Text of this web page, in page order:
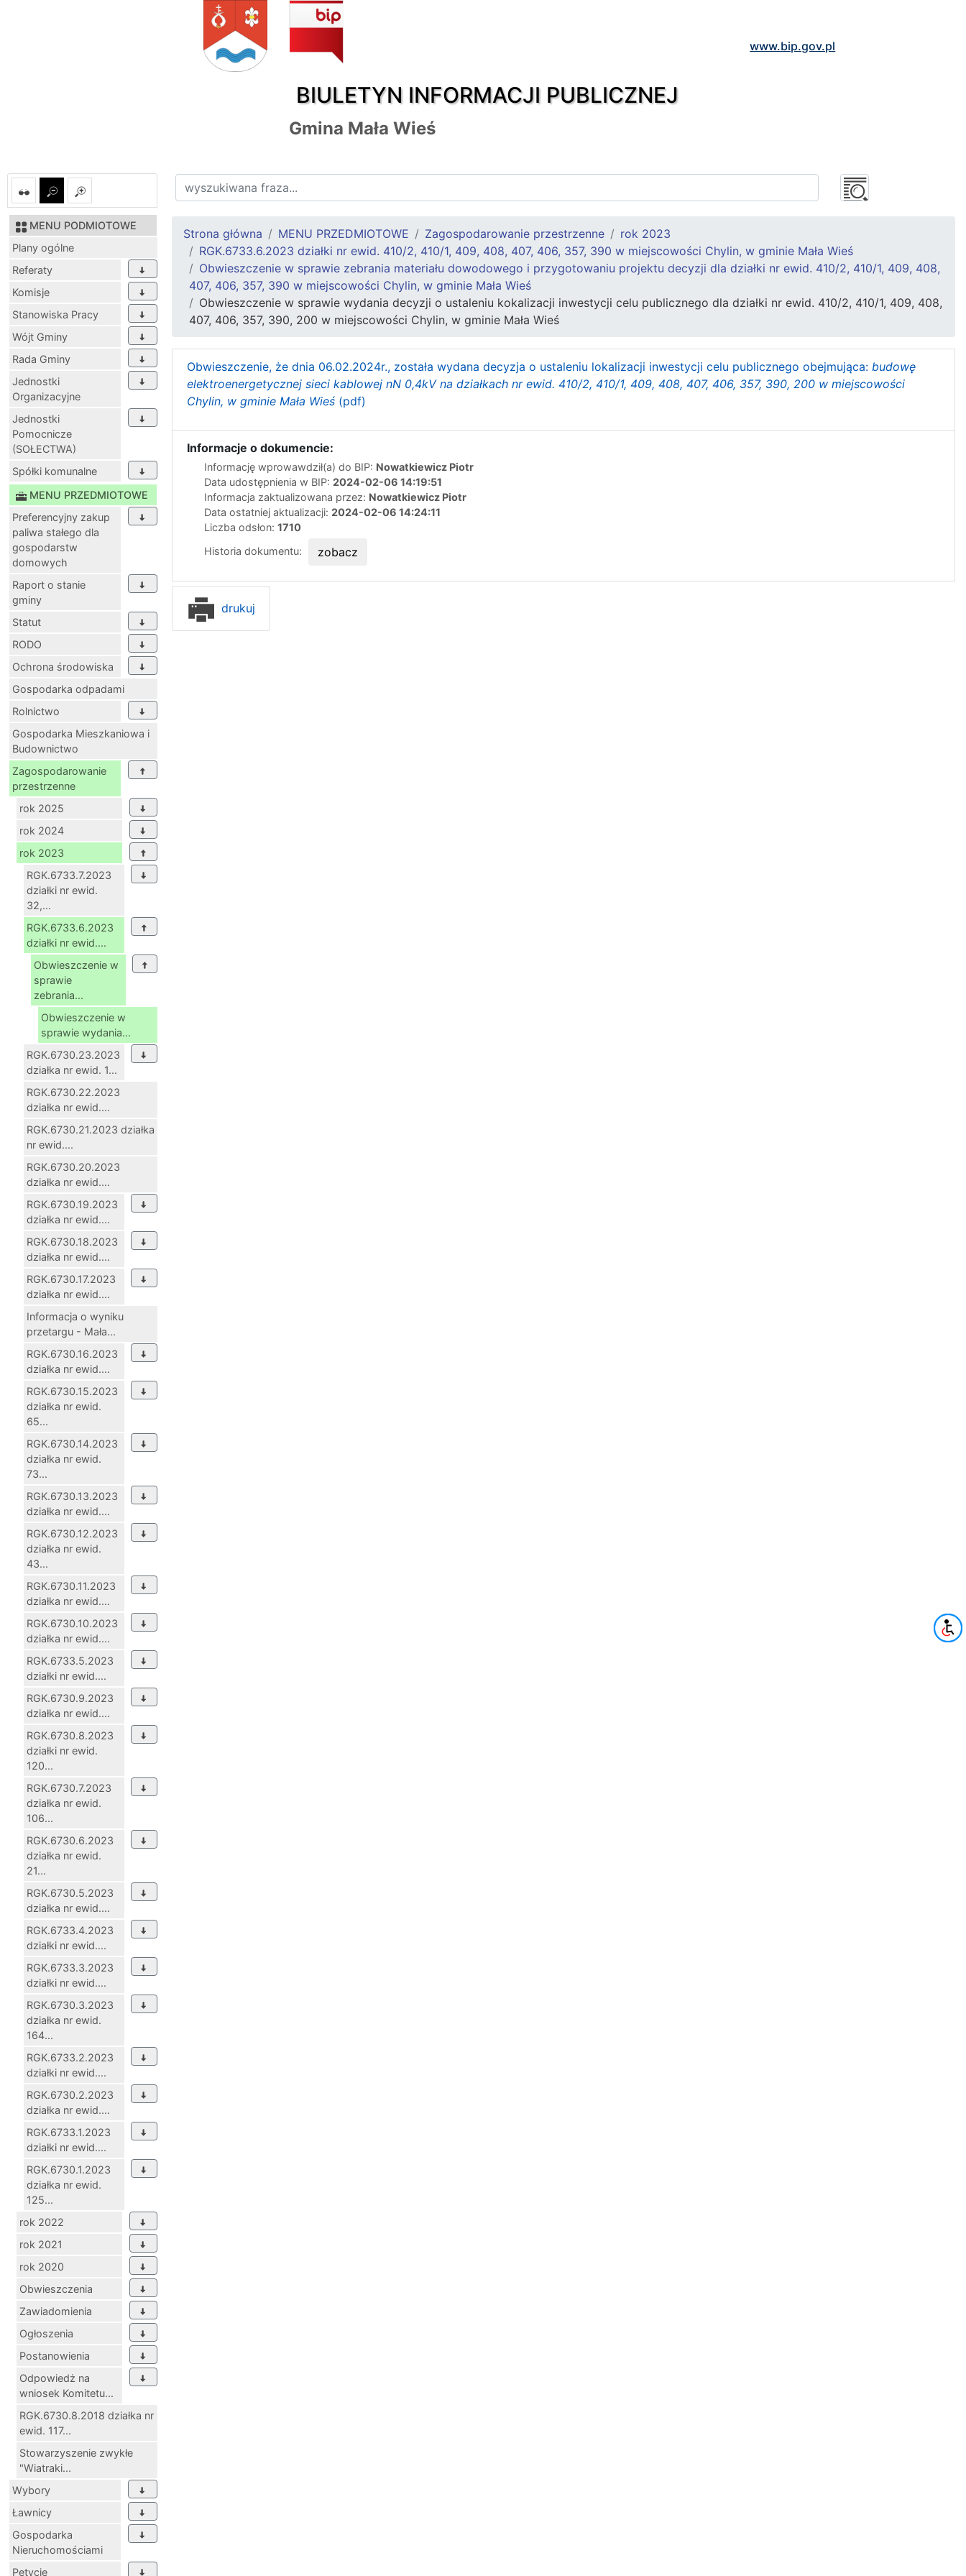
BIULETYN INFORMACJI PUBLICZNEJ
www.bip.gov.pl
Gmina Mała Wieś
MENU PODMIOTOWE
Plany ogólne
Referaty
Komisje
Stanowiska Pracy
Wójt Gminy
Rada Gminy
Jednostki
Organizacyjne
Jednostki
Pomocnicze
(SOŁECTWA)
Spółki komunalne
MENU PRZEDMIOTOWE
Preferencyjny zakup
paliwa stałego dla
gospodarstw
domowych
Raport o stanie
gminy
Statut
RODO
Ochrona środowiska
Gospodarka odpadami
Rolnictwo
Gospodarka Mieszkaniowa i
Budownictwo
Zagospodarowanie
przestrzenne
rok 2025
rok 2024
rok 2023
RGK.6733.7.2023
działki nr ewid.
32,...
RGK.6733.6.2023
działki nr ewid....
Obwieszczenie w
sprawie
zebrania...
Obwieszczenie w
sprawie wydania...
RGK.6730.23.2023
działka nr ewid. 1...
RGK.6730.22.2023
działka nr ewid....
RGK.6730.21.2023 działka
nr ewid....
RGK.6730.20.2023
działka nr ewid....
RGK.6730.19.2023
działka nr ewid....
RGK.6730.18.2023
działka nr ewid....
RGK.6730.17.2023
działka nr ewid....
Informacja o wyniku
przetargu - Mała...
RGK.6730.16.2023
działka nr ewid....
RGK.6730.15.2023
działka nr ewid.
65...
RGK.6730.14.2023
działka nr ewid.
73...
RGK.6730.13.2023
działka nr ewid....
RGK.6730.12.2023
działka nr ewid.
43...
RGK.6730.11.2023
działka nr ewid....
RGK.6730.10.2023
działka nr ewid....
RGK.6733.5.2023
działki nr ewid....
RGK.6730.9.2023
działka nr ewid....
RGK.6730.8.2023
działki nr ewid.
120...
RGK.6730.7.2023
działka nr ewid.
106...
RGK.6730.6.2023
działka nr ewid.
21...
RGK.6730.5.2023
działka nr ewid....
RGK.6733.4.2023
działki nr ewid....
RGK.6733.3.2023
działki nr ewid....
RGK.6730.3.2023
działka nr ewid.
164...
RGK.6733.2.2023
działki nr ewid....
RGK.6730.2.2023
działka nr ewid....
RGK.6733.1.2023
działki nr ewid....
RGK.6730.1.2023
działka nr ewid.
125...
rok 2022
rok 2021
rok 2020
Obwieszczenia
Zawiadomienia
Ogłoszenia
Postanowienia
Odpowiedż na
wniosek Komitetu...
RGK.6730.8.2018 działka nr
ewid. 117...
Stowarzyszenie zwykłe
"Wiatraki...
Wybory
Ławnicy
Gospodarka
Nieruchomościami
Petycje
Strona główna MENU PRZEDMIOTOWE Zagospodarowanie przestrzenne
rok 2023
RGK.6733.6.2023 działki nr ewid. 410/2, 410/1, 409, 408, 407, 406, 357, 390 w miejscowości Chylin, w gminie Mała Wieś
Obwieszczenie w sprawie zebrania materiału dowodowego i przygotowaniu projektu decyzji dla działki nr ewid. 410/2, 410/1, 409, 408,
407, 406, 357, 390 w miejscowości Chylin, w gminie Mała Wieś
Obwieszczenie w sprawie wydania decyzji o ustaleniu kokalizacji inwestycji celu publicznego dla działki nr ewid. 410/2, 410/1, 409, 408,
407, 406, 357, 390, 200 w miejscowości Chylin, w gminie Mała Wieś
Obwieszczenie, że dnia 06.02.2024r., została wydana decyzja o ustaleniu lokalizacji inwestycji celu publicznego obejmująca: budowę
elektroenergetycznej sieci kablowej nN 0,4kV na działkach nr ewid. 410/2, 410/1, 409, 408, 407, 406, 357, 390, 200 w miejscowości
Chylin, w gminie Mała Wieś (pdf)
Informacje o dokumencie:
Informację wprowawdził(a) do BIP: Nowatkiewicz Piotr
Data udostępnienia w BIP: 2024-02-06 14:19:51
Informacja zaktualizowana przez: Nowatkiewicz Piotr
Data ostatniej aktualizacji: 2024-02-06 14:24:11
Liczba odsłon: 1710
Historia dokumentu:
zobacz
drukuj